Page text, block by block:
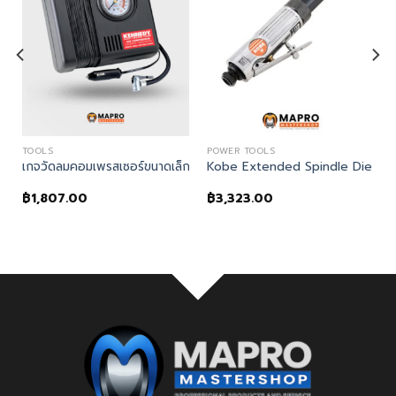
TOOLS
เกจวัดลมคอมเพรสเซอร์ขนาดเล็ก(MINI AIR COMPRESSOR 300PSI
฿1,807.00
POWER TOOLS
Kobe Extended Spindle Die
฿3,323.00
Hammer HP2190